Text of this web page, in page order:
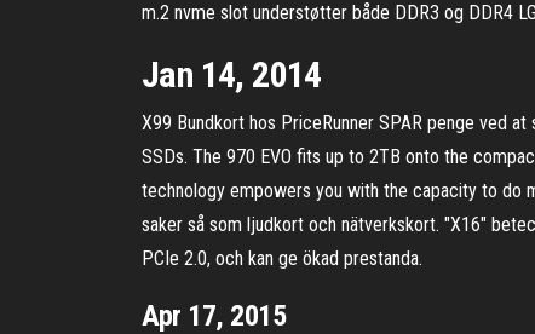
m.2 nvme slot understøtter både DDR3 og DDR4
Jan 14, 2014
X99 Bundkort hos PriceRunner SPAR penge ved
SSDs. The 970 EVO fits up to 2TB onto the
technology empowers you with the capacity to do
saker så som ljudkort och nätverkskort. "X16"
PCIe 2.0, och kan ge ökad prestanda.
Apr 17, 2015